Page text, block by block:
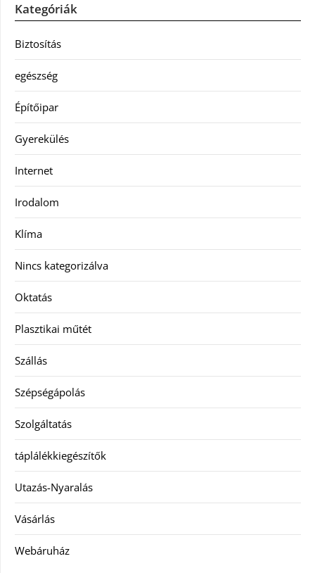
Kategóriák
Biztosítás
egészség
Építőipar
Gyerekülés
Internet
Irodalom
Klíma
Nincs kategorizálva
Oktatás
Plasztikai műtét
Szállás
Szépségápolás
Szolgáltatás
táplálékkiegészítők
Utazás-Nyaralás
Vásárlás
Webáruház